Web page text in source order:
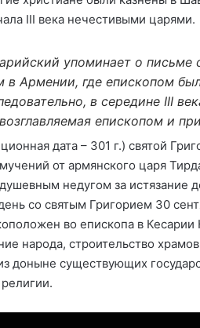
III века нечестивыми царями.
упоминает о письме
в Армении, где епископом
в середине III
епископом и
дата – 301 г.) святой
от армянского царя
недугом за
со святым Григорием 30
во епископа в
народа, строительство
доныне существующих